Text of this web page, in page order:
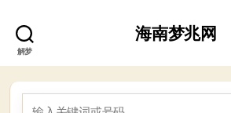
解梦
海南梦兆网